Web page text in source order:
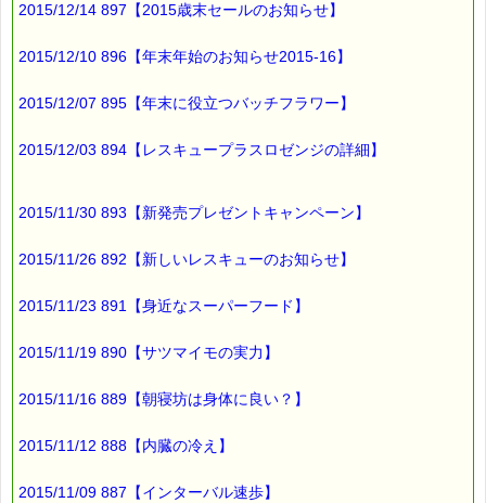
場所に行く機会がありまして、
その地域の
検索しようとした時のことです。
「塩パン」と発声したら、
「ショパン」と
入力されたんです！
他の人がやると
入力されるのに、
2015/12/14 897【2015歳末セールのお知らせ】
2015/12/10 896【年末年始のお知らせ2015-16】
2015/12/07 895【年末に役立つバッチフラワー】
2015/12/03 894【レスキュープラスロゼンジの詳細】
2015/11/30 893【新発売プレゼントキャンペーン】
2015/11/26 892【新しいレスキューのお知らせ】
2015/11/23 891【身近なスーパーフード】
2015/11/19 890【サツマイモの実力】
2015/11/16 889【朝寝坊は身体に良い？】
2015/11/12 888【内臓の冷え】
2015/11/09 887【インターバル速歩】